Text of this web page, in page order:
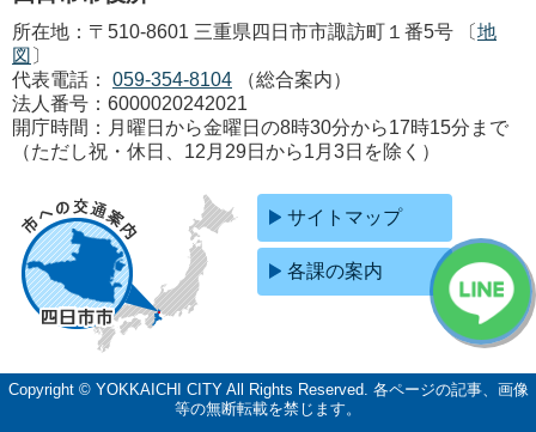
所在地：〒510-8601 三重県四日市市諏訪町１番5号 〔 地
図 〕
代表電話：
059-354-8104
（総合案内）
法人番号：6000020242021
開庁時間：月曜日から金曜日の8時30分から17時15分まで
（ただし祝・休日、12月29日から1月3日を除く）
サイトマップ
各課の案内
Copyright © YOKKAICHI CITY All Rights Reserved. 各ページの記事、画像
等の無断転載を禁じます。